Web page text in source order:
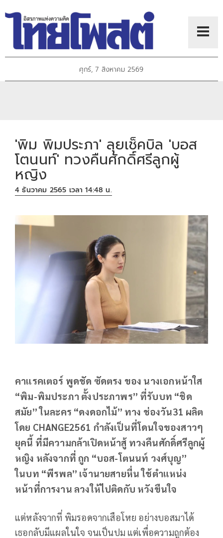
ศุกร์, 7 สิงหาคม 2569
'พิม พิมประภา' ลุยเช็คบิล 'บอส
โตนนท์' ทวงคืนศักดิ์ศรีลูกผู้
หญิง
4 ธันวาคม 2565 เวลา 14:48 น.
คาแรคเตอร์ พูดชัด ซัดตรง ของ นางเอกหน้าใส
“พิม-พิมประภา ตั้งประภาพร” ที่รับบท “ชิด
สมัย” ในละคร “ดงดอกไม้” ทาง ช่องวัน31 ผลิต
โดย CHANGE2561 กำลังเป็นที่โดนใจของสาวๆ
ยุคนี้ ที่มีความกล้าเปิดหน้าสู้ ทวงคืนศักดิ์ศรีลูกผู้
หญิง หลังจากที่ ถูก “บอส-โตนนท์ วงศ์บุญ”
ในบท “พีรพล” เจ้านายสายหื่น ใช้ตำแหน่ง
หน้าที่การงาน ลวงให้ไปติดกับ หวังขืนใจ
แต่หลังจากที่ พิมรอดจากเสือโหย อย่างบอสมาได้
เธอกลับมีแผลในใจ จนเป็นปม แต่เพื่อความถูกต้อง